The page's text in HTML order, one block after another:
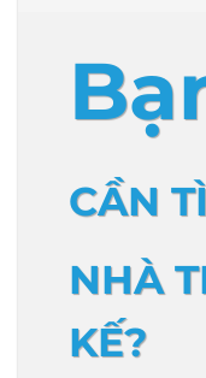
CẦN
NHÀ
KẾ?